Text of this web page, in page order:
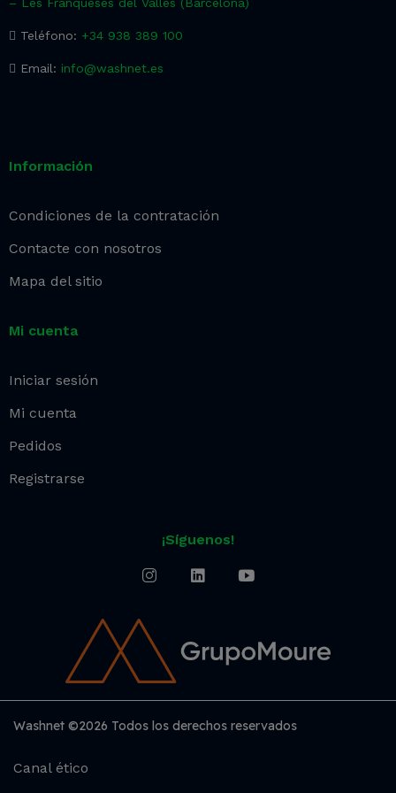
Teléfono: +34 938 389 100
Email: info@washnet.es
Información
Condiciones de la contratación
Contacte con nosotros
Mapa del sitio
Mi cuenta
Iniciar sesión
Mi cuenta
Pedidos
Registrarse
¡Síguenos!
Washnet ©2026 Todos los derechos reservados
Canal ético